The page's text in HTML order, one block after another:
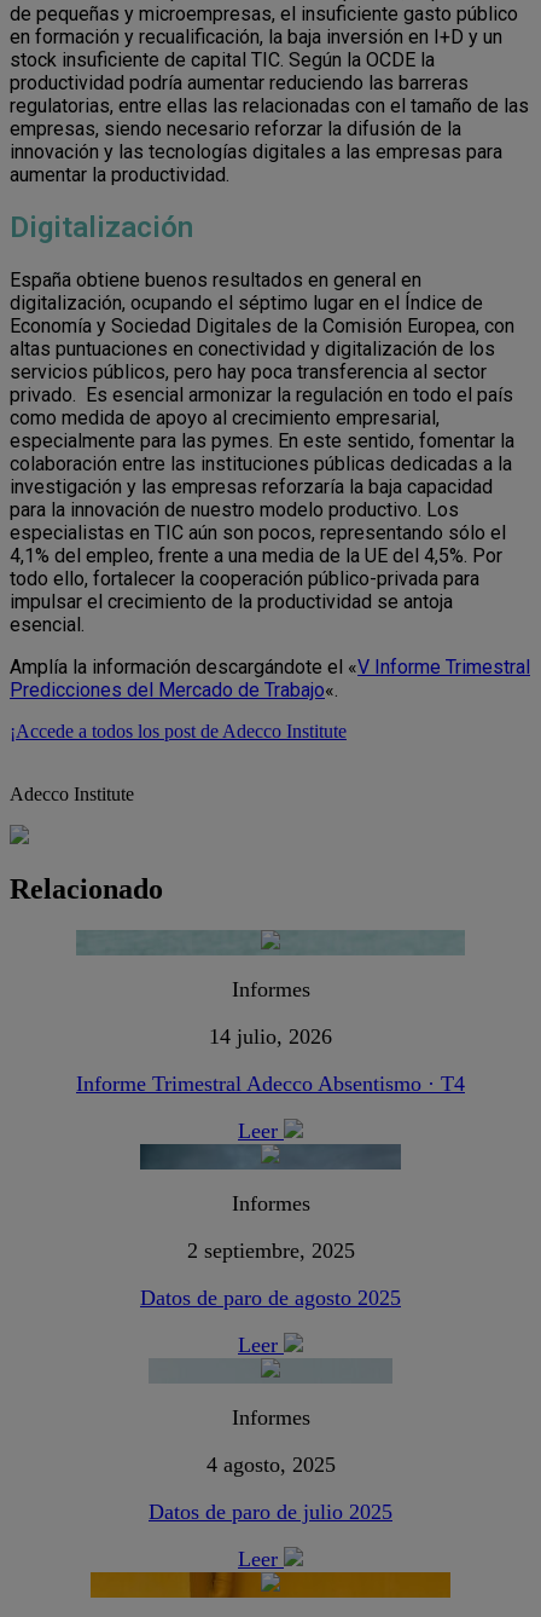
de pequeñas y microempresas, el insuficiente gasto público
en formación y recualificación, la baja inversión en I+D y un
stock insuficiente de capital TIC. Según la OCDE la
productividad podría aumentar reduciendo las barreras
regulatorias, entre ellas las relacionadas con el tamaño de las
empresas, siendo necesario reforzar la difusión de la
innovación y las tecnologías digitales a las empresas para
aumentar la productividad.
Digitalización
España obtiene buenos resultados en general en
digitalización, ocupando el séptimo lugar en el Índice de
Economía y Sociedad Digitales de la Comisión Europea, con
altas puntuaciones en conectividad y digitalización de los
servicios públicos, pero hay poca transferencia al sector
privado. Es esencial armonizar la regulación en todo el país
como medida de apoyo al crecimiento empresarial,
especialmente para las pymes. En este sentido, fomentar la
colaboración entre las instituciones públicas dedicadas a la
investigación y las empresas reforzaría la baja capacidad
para la innovación de nuestro modelo productivo. Los
especialistas en TIC aún son pocos, representando sólo el
4,1% del empleo, frente a una media de la UE del 4,5%. Por
todo ello, fortalecer la cooperación público-privada para
impulsar el crecimiento de la productividad se antoja
esencial.
Amplía la información descargándote el «V Informe Trimestral
Predicciones del Mercado de Trabajo«.
¡Accede a todos los post de Adecco Institute
Adecco Institute
Relacionado
Informes
14 julio, 2026
Informe Trimestral Adecco Absentismo · T4
Leer
Informes
2 septiembre, 2025
Datos de paro de agosto 2025
Leer
Informes
4 agosto, 2025
Datos de paro de julio 2025
Leer